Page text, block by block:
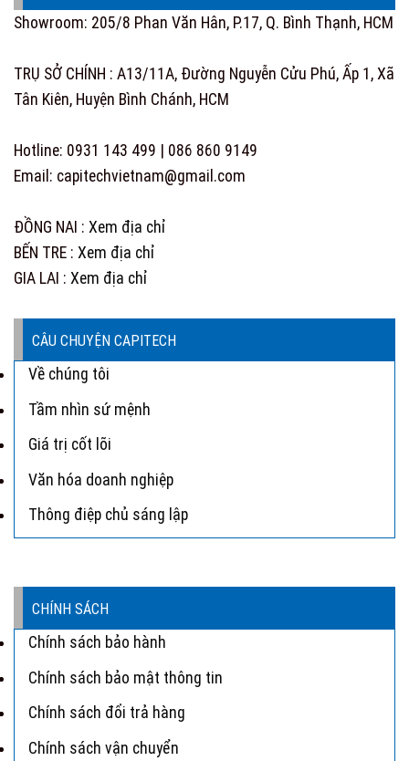
Showroom: 205/8 Phan Văn Hân, P.17, Q. Bình Thạnh, HCM
TRỤ SỞ CHÍNH : A13/11A, Đường Nguyễn Cửu Phú, Ấp 1, Xã
Tân Kiên, Huyện Bình Chánh, HCM
Hotline: 0931 143 499 | 086 860 9149
Email: capitechvietnam@gmail.com
ĐỒNG NAI : Xem địa chỉ
BẾN TRE : Xem địa chỉ
GIA LAI : Xem địa chỉ
CÂU CHUYỆN CAPITECH
Về chúng tôi
Tầm nhìn sứ mệnh
Giá trị cốt lõi
Văn hóa doanh nghiệp
Thông điệp chủ sáng lập
CHÍNH SÁCH
Chính sách bảo hành
Chính sách bảo mật thông tin
Chính sách đổi trả hàng
Chính sách vận chuyển